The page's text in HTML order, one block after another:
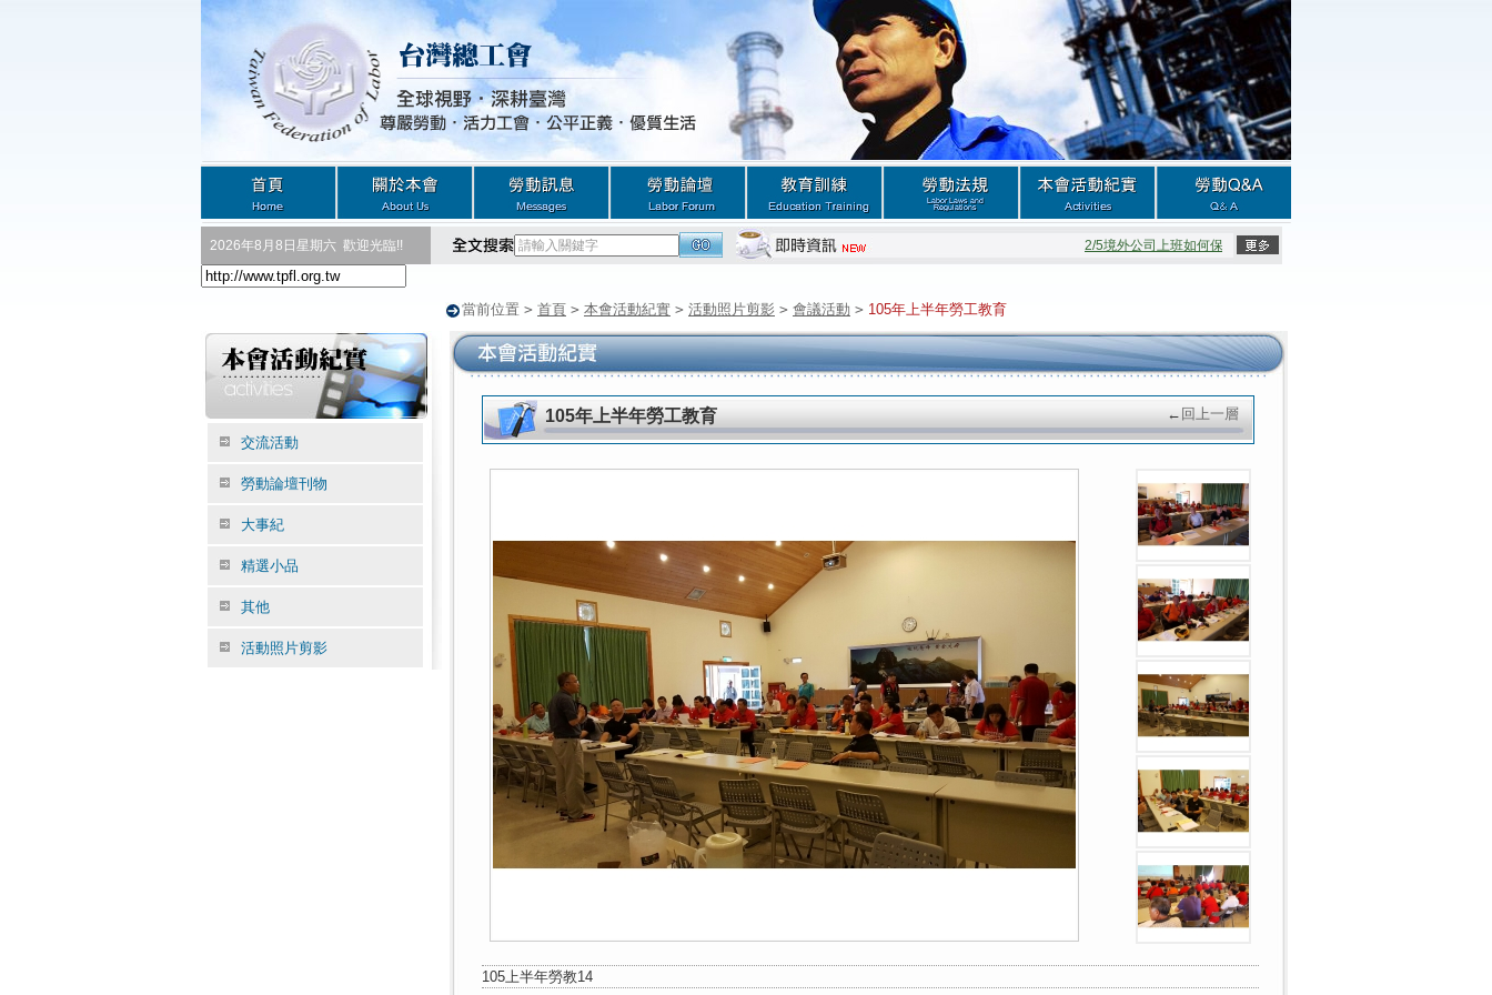
2026年8月8日星期六 歡迎光臨!! 2/5境外公司上班如何保障權益
當前位置 > 首頁 > 本會活動紀實 > 活動照片剪影 > 會議活動 > 105年上半年勞工教育
交流活動
勞動論壇刊物
大事紀
精選小品
其他
活動照片剪影
105年上半年勞工教育 ← 回上一層
105上半年勞教14